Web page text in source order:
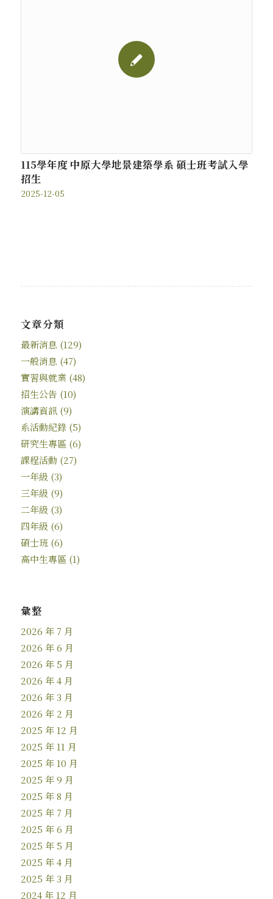
115學年度 中原大學地景建築學系 碩士班考試入學
招生
2025-12-05
文章分類
最新消息(129)
一般消息(47)
實習與就業(48)
招生公告 (10)
演講資訊(9)
系活動紀錄(5)
研究生專區 (6)
課程活動 (27)
一年級 (3)
三年級 (9)
二年級 (3)
四年級 (6)
碩士班(6)
高中生專區 (1)
彙整
2026 年 7 月
2026 年 6 月
2026 年 5 月
2026 年 4 月
2026 年 3 月
2026 年 2 月
2025 年 12 月
2025 年 11 月
2025 年 10 月
2025 年 9 月
2025 年 8 月
2025 年 7 月
2025 年 6 月
2025 年 5 月
2025 年 4 月
2025 年 3 月
2024 年 12 月